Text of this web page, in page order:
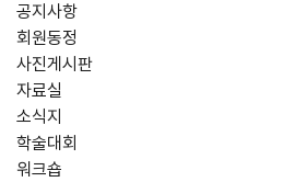
공지사항
회원동정
사진게시판
자료실
소식지
학술대회
워크숍